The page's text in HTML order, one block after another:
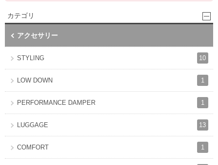
カテゴリ
アクセサリー
STYLING 10
LOW DOWN 1
PERFORMANCE DAMPER 1
LUGGAGE 13
COMFORT 1